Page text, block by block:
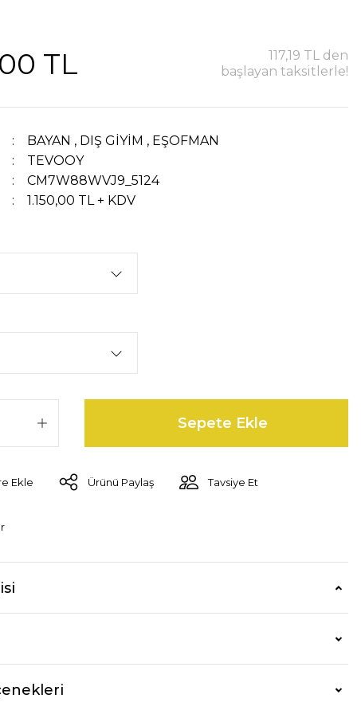
TL
117,19 TL den
başlayan taksitlerle!
BAYAN , DIŞ GİYİM , EŞOFMAN
TEVOOY
CM7W88WVJ9_5124
1.150,00 TL + KDV
Sepete Ekle
Ürünü Paylaş Tavsiye Et